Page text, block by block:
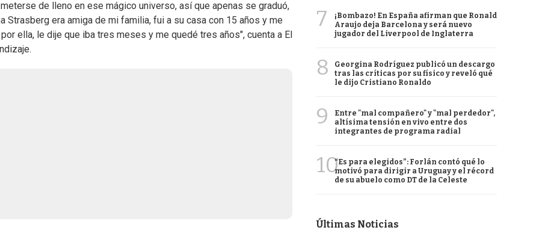
de lleno en ese mágico universo, así que apenas se graduó,
Strasberg era amiga de mi familia, fui a su casa con 15 años y me
ella, le dije que iba tres meses y me quedé tres años", cuenta a El
7
¡Bombazo! En España afirman que Ronald
Araujo deja Barcelona y será nuevo
jugador del Liverpool de Inglaterra
8
Georgina Rodríguez publicó un descargo
tras las críticas por su físico y reveló qué
le dijo Cristiano Ronaldo
9
Entre "mal compañero" y "mal perdedor",
altísima tensión en vivo entre dos
integrantes de programa radial
10“Es para elegidos”: Forlán contó qué lo
motivó para dirigir a Uruguay y el récord
de su abuelo como DT de la Celeste
Últimas Noticias